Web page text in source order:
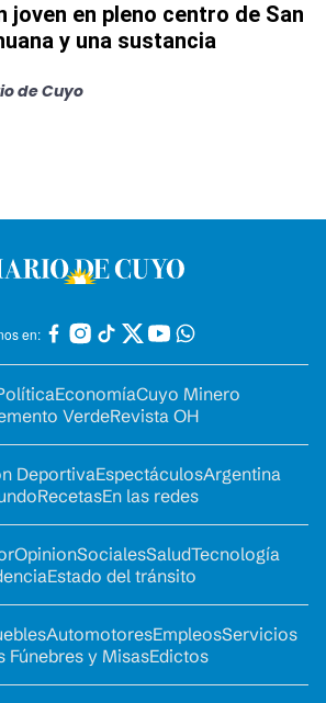
joven en pleno centro de San
y una sustancia
de Cuyo
en:
EconomíaCuyo Minero
VerdeRevista OH
DeportivaEspectáculosArgentina
RecetasEn las redes
OpinionSocialesSaludTecnología
Estado del tránsito
AutomotoresEmpleosServicios
Fúnebres y MisasEdictos